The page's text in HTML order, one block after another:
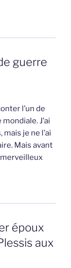
guerre
l’un de
J’ai
je ne l’ai
Mais avant
époux
aux